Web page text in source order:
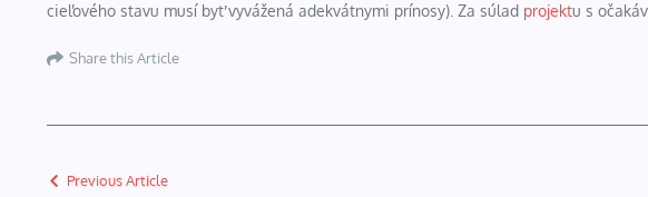
cieľového stavu musí byť vyvážená adekvátnymi prínosy). Za súlad projektu s
Share this Article
Previous Article